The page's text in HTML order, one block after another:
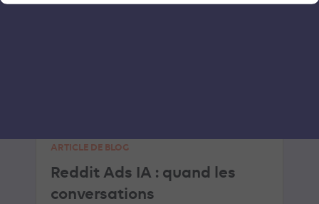
ARTICLE DE BLOG
Reddit Ads IA : quand les
conversations